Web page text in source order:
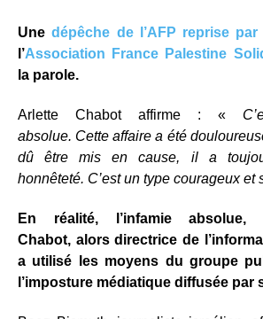
Unedépêche de l’AFP reprise par
l’Association France Palestine
la parole.
Arlette Chabot affirme : «
absolue. Cette affaire a été
dû être mis en cause, il a
honnêteté. C’est un type courageux et
En réalité, l’infamie absolue,
Chabot, alors directrice de
a utilisé les moyens du groupe
l’imposture médiatique diffusée par